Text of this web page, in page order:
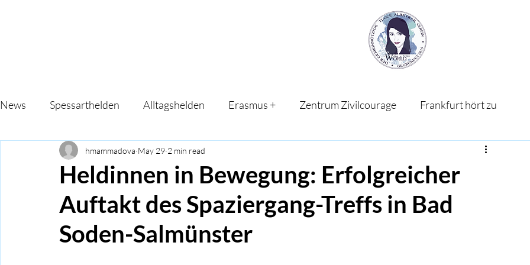
News Spessarthelden Alltagshelden Erasmus + Zentrum Zivilcourage Frankfurt hört zu
Heldinnen in Bewegung: Erfolgreicher
Auftakt des Spaziergang-Treffs in Bad
Soden-Salmünster
hmammadova May 29 2 min read